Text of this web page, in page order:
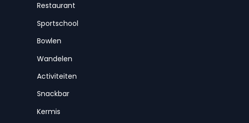
Restaurant
Sportschool
Bowlen
Wandelen
Activiteiten
Snackbar
Kermis